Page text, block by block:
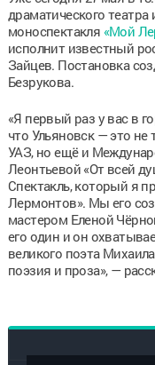
драматического
моноспектакля «Мой
исполнит известный
Зайцев. Постановка
Безрукова.
«Я первый раз у вас в
что Ульяновск — это
УАЗ, но ещё и
Леонтьевой «От всей
Спектакль, который я
Лермонтов». Мы его
мастером Еленой
его один и он
великого поэта
поэзия и проза», —